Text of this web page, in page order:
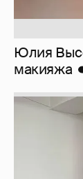
Юлия
макияжа